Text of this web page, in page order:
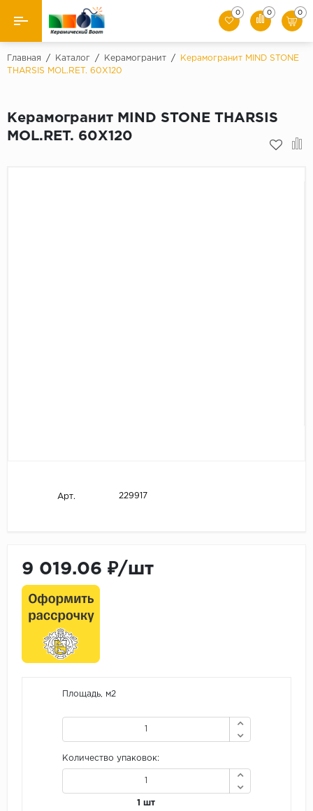
Назад
Керамическая плитка
0 0 0
Главная / Каталог / Керамогранит /
Керамогранит MIND STONE
THARSIS MOL.RET. 60X120
Керамогранит MIND STONE THARSIS
MOL.RET. 60X120
Арт. 229917
9 019.06 ₽/шт
Площадь, м2
Количество упаковок:
1 шт